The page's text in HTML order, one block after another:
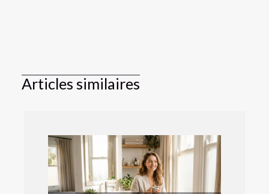
Articles similaires